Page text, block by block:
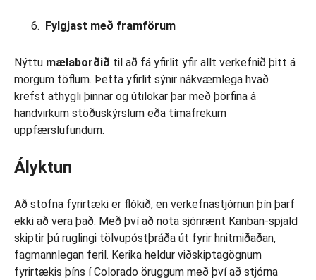
Fylgjast með framförum
Nýttu mælaborðið til að fá yfirlit yfir allt verkefnið þitt á
mörgum töflum. Þetta yfirlit sýnir nákvæmlega hvað
krefst athygli þinnar og útilokar þar með þörfina á
handvirkum stöðuskýrslum eða tímafrekum
uppfærslufundum.
Ályktun
Að stofna fyrirtæki er flókið, en verkefnastjórnun þín þarf
ekki að vera það. Með því að nota sjónrænt Kanban-spjald
skiptir þú ruglingi tölvupóstþráða út fyrir hnitmiðaðan,
fagmannlegan feril. Kerika heldur viðskiptagögnum
fyrirtækis þíns í Colorado öruggum með því að stjórna